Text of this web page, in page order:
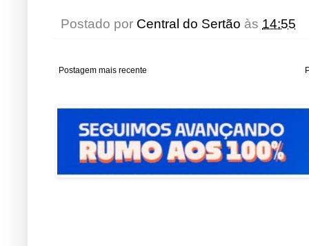
Postado por Central do Sertão às 14:55
Postagem mais recente